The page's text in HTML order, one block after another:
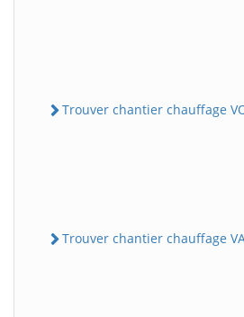
Trouver chantier chauffage
Trouver chantier chauffage